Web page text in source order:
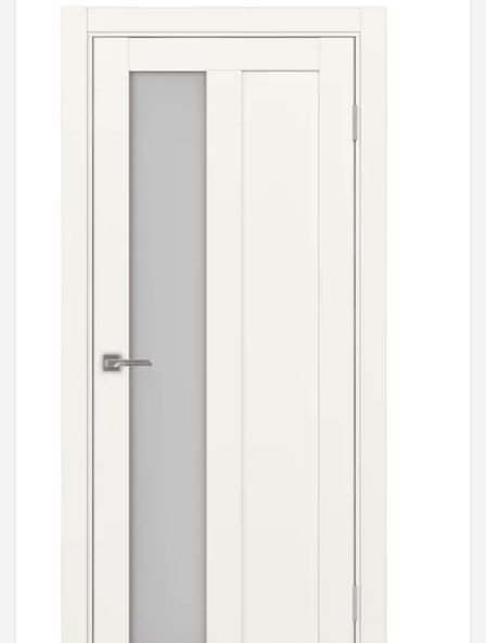
Выбрать >